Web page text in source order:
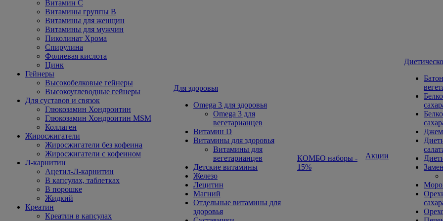
Витамин С
Витамины группы В
Витамины для женщин
Витамины для мужчин
Пиколинат Хрома
Спирулина
Фолиевая кислота
Цинк
Гейнеры
Высокобелковые гейнеры
Высокоуглеводные гейнеры
Для суставов и связок
Глюкозамин Хондроитин
Глюкозамин Хондроитин MSM
Коллаген
Жиросжигатели
Жиросжигатели без кофеина
Жиросжигатели с кофеином
Л-карнитин
Ацетил-Л-карнитин
В капсулах, таблетках
В порошке
Жидкий
Креатин
Креатин в капсулах
Для здоровья
Omega 3 для здоровья
Omega 3 для
вегетарианцев
Витамин D
Витамины для здоровья
Витамины для
вегетарианцев
Детские витамины
Железо
Лецитин
Магний
Отдельные витамины для
здоровья
КОМБО наборы -
15%
Акции